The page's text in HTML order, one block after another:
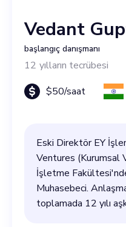
Vedant
başlangıç danışmanı
12 yılların tecrübesi
$50/saat
Eski Direktör EY
Ventures (Kurumsal
İşletme
Muhasebeci.
toplamada 12 yılı